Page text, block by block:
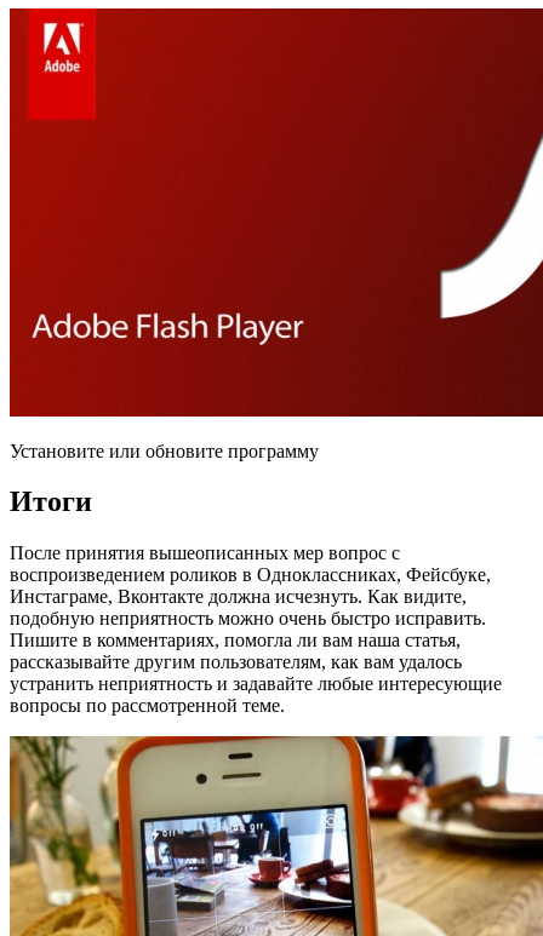
Установите или обновите программу
Итоги
После принятия вышеописанных мер вопрос с
воспроизведением роликов в Одноклассниках, Фейсбуке,
Инстаграме, Вконтакте должна исчезнуть. Как видите,
подобную неприятность можно очень быстро исправить.
Пишите в комментариях, помогла ли вам наша статья,
рассказывайте другим пользователям, как вам удалось
устранить неприятность и задавайте любые интересующие
вопросы по рассмотренной теме.